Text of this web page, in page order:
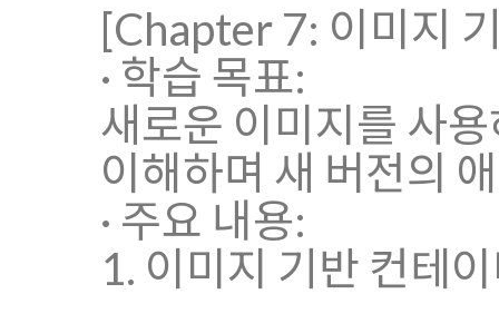
[Chapter 7: 이미지
· 학습 목표:
새로운 이미지를 사
이해하며 새 버전의
· 주요 내용:
1. 이미지 기반 컨테